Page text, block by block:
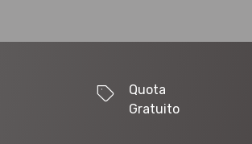
Quota
Gratuito